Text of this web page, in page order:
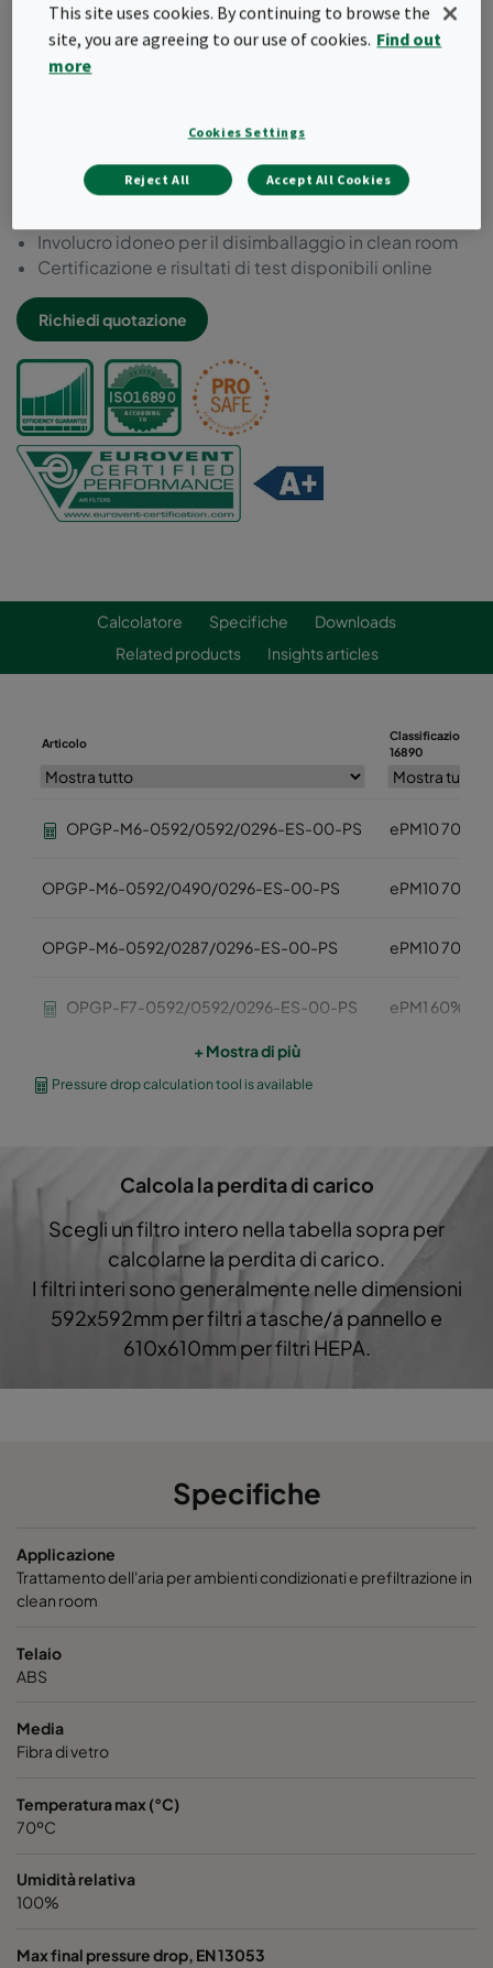
Chimicamente resistente agli agenti decontaminanti
e detergenti
Componenti microbiologicamente inerti secondo
Privo di bisfenolo-A, ftalati e formaldeide
Testato per la sicurezza alimentare secondo EC
1935:2004
Involucro idoneo per il disimballaggio in clean room
Certificazione e risultati di test disponibili online
Richiedi quotazione
Calcolatore Specifiche
Downloads
Related products
Insights articles
Articolo
Classificazione
16890
OPGP-M6-0592/0592/0296-ES-00-PS ePM10 70%
OPGP-M6-0592/0490/0296-ES-00-PS ePM10 70%
OPGP-M6-0592/0287/0296-ES-00-PS ePM10 70%
OPGP-F7-0592/0592/0296-ES-00-PS ePM1 60%
OPGP-F7-0592/0490/0296-ES-00-PS
OPGP-F8-0592/0592/0296-ES-00-PS ePM1 70%
OPGP-F8-0592/0490/0296-ES-00-PS ePM1 70%
OPGP-F8-0592/0287/0296-ES-00-PS
OPGP-F9-0592/0592/0296-ES-00-PS
OPGP-F9-0592/0287/0296-ES-00-PS
+ Mostra di più
Pressure drop calculation tool is available
Calcola la perdita di carico
Scegli un filtro intero nella tabella sopra per
calcolarne la perdita di carico.
I filtri interi sono generalmente nelle dimensioni
592x592mm per filtri a tasche/a pannello e
610x610mm per filtri HEPA.
Specifiche
Applicazione
Trattamento dell'aria per ambienti condizionati e prefiltrazione in
clean room
Telaio
ABS
Media
Fibra di vetro
Temperatura max (°C)
70ºC
Umidità relativa
100%
Max final pressure drop, EN 13053
This site uses cookies. By continuing to browse the
site, you are agreeing to our use of cookies. Find out
more
Cookies Settings
Reject All Accept All Cookies